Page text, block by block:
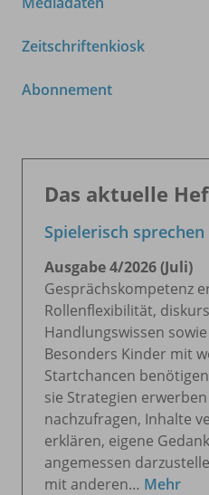
Zeitschriftenkiosk
Abonnement
Das aktuelle
Spielerisch
Ausgabe 4/2026 (Juli)
Gesprächskompetenz
Rollenflexibilität,
Handlungswissen
Besonders Kinder mit
Startchancen
sie Strategien
nachzufragen, Inhalte
erklären, eigene
angemessen
mit anderen… Mehr